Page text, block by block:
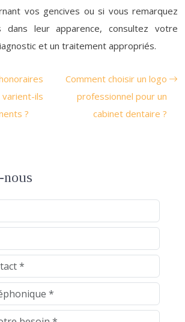
vos gencives ou si vous remarquez
dans leur apparence, consultez votre
et un traitement appropriés.
ils
?
Comment choisir un logo
professionnel pour un
cabinet dentaire ?
nous